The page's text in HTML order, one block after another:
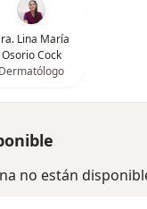
Lina María
Osorio Cock
Dermatólogo
no están